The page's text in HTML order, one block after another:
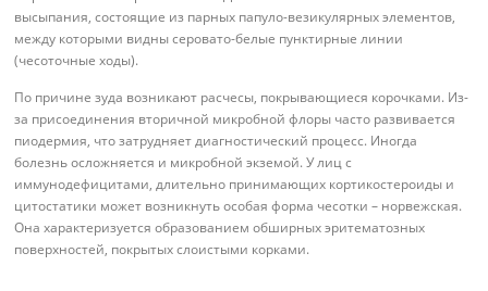
высыпания, состоящие из парных папуло-везикулярных элементов,
между которыми видны серовато-белые пунктирные линии
(чесоточные ходы).
По причине зуда возникают расчесы, покрывающиеся корочками. Из-
за присоединения вторичной микробной флоры часто развивается
пиодермия, что затрудняет диагностический процесс. Иногда
болезнь осложняется и микробной экземой. У лиц с
иммунодефицитами, длительно принимающих кортикостероиды и
цитостатики может возникнуть особая форма чесотки – норвежская.
Она характеризуется образованием обширных эритематозных
поверхностей, покрытых слоистыми корками.